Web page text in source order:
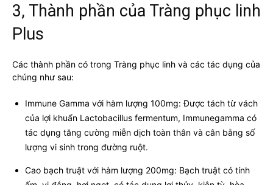
3, Thành phần của Tràng phục linh
Plus
Các thành phần có trong Tràng phục linh và các tác dụng của
chúng như sau:
Immune Gamma với hàm lượng 100mg: Được tách từ vách
của lợi khuẩn Lactobacillus fermentum, Immunegamma có
tác dụng tăng cường miễn dịch toàn thân và cân bằng số
lượng vi sinh trong đường ruột.
Cao bạch truật với hàm lượng 200mg: Bạch truật có tính